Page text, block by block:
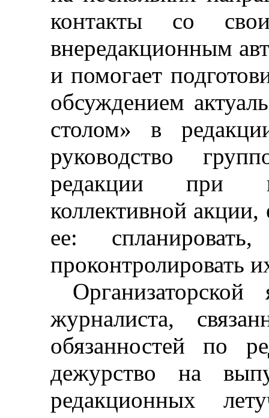
контакты со
внередакционным
и помогает
обсуждением
столом» в
руководство
редакции при
коллективной акции,
ее:
проконтролировать
Организаторской
журналиста,
обязанностей по
дежурство на
редакционных